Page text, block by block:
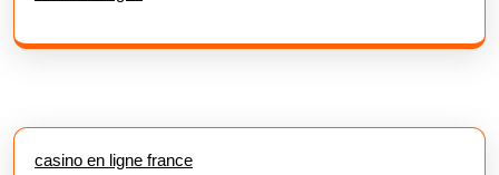
casino en ligne france